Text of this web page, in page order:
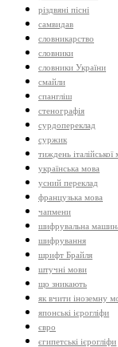
різдвяні пісні
самвидав
словникарство
словники
словники України
смайли
спангліш
стенографія
сурдопереклад
суржик
тиждень італійської
українська мова
усний переклад
французька мова
чапмени
шифрувальна
шифрування
шрифт Брайля
штучні мови
що зникають
як вчити іноземну
японські ієрогліфи
євро
єгипетські ієрогліфи